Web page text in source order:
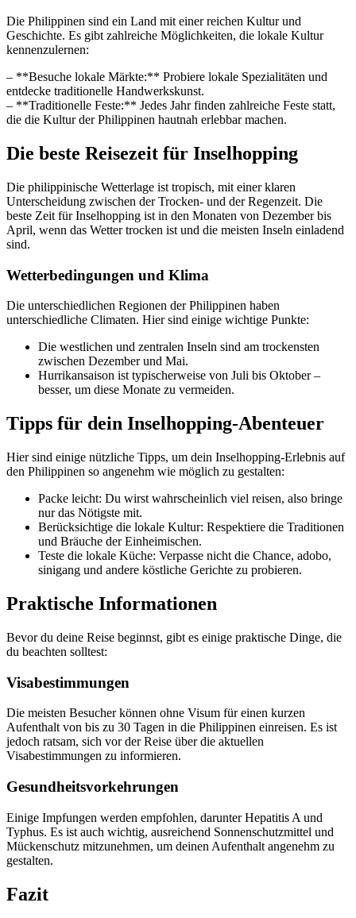
Die Philippinen sind ein Land mit einer reichen Kultur und
Geschichte. Es gibt zahlreiche Möglichkeiten, die lokale Kultur
kennenzulernen:
– **Besuche lokale Märkte:** Probiere lokale Spezialitäten und
entdecke traditionelle Handwerkskunst.
– **Traditionelle Feste:** Jedes Jahr finden zahlreiche Feste statt,
die die Kultur der Philippinen hautnah erlebbar machen.
Die beste Reisezeit für Inselhopping
Die philippinische Wetterlage ist tropisch, mit einer klaren
Unterscheidung zwischen der Trocken- und der Regenzeit. Die
beste Zeit für Inselhopping ist in den Monaten von Dezember bis
April, wenn das Wetter trocken ist und die meisten Inseln einladend
sind.
Wetterbedingungen und Klima
Die unterschiedlichen Regionen der Philippinen haben
unterschiedliche Climaten. Hier sind einige wichtige Punkte:
Die westlichen und zentralen Inseln sind am trockensten
zwischen Dezember und Mai.
Hurrikansaison ist typischerweise von Juli bis Oktober –
besser, um diese Monate zu vermeiden.
Tipps für dein Inselhopping-Abenteuer
Hier sind einige nützliche Tipps, um dein Inselhopping-Erlebnis auf
den Philippinen so angenehm wie möglich zu gestalten:
Packe leicht: Du wirst wahrscheinlich viel reisen, also bringe
nur das Nötigste mit.
Berücksichtige die lokale Kultur: Respektiere die Traditionen
und Bräuche der Einheimischen.
Teste die lokale Küche: Verpasse nicht die Chance, adobo,
sinigang und andere köstliche Gerichte zu probieren.
Praktische Informationen
Bevor du deine Reise beginnst, gibt es einige praktische Dinge, die
du beachten solltest:
Visabestimmungen
Die meisten Besucher können ohne Visum für einen kurzen
Aufenthalt von bis zu 30 Tagen in die Philippinen einreisen. Es ist
jedoch ratsam, sich vor der Reise über die aktuellen
Visabestimmungen zu informieren.
Gesundheitsvorkehrungen
Einige Impfungen werden empfohlen, darunter Hepatitis A und
Typhus. Es ist auch wichtig, ausreichend Sonnenschutzmittel und
Mückenschutz mitzunehmen, um deinen Aufenthalt angenehm zu
gestalten.
Fazit